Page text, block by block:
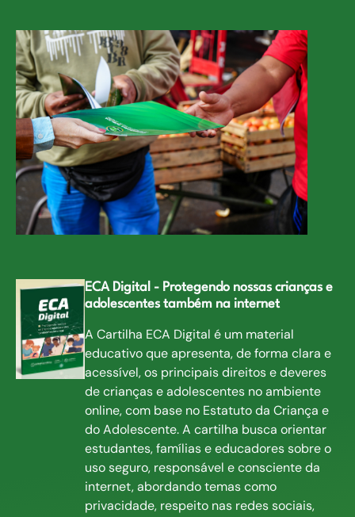
ECA Digital - Protegendo nossas crianças e
adolescentes também na internet
A Cartilha ECA Digital é um material
educativo que apresenta, de forma clara e
acessível, os principais direitos e deveres
de crianças e adolescentes no ambiente
online, com base no Estatuto da Criança e
do Adolescente. A cartilha busca orientar
estudantes, famílias e educadores sobre o
uso seguro, responsável e consciente da
internet, abordando temas como
privacidade, respeito nas redes sociais,